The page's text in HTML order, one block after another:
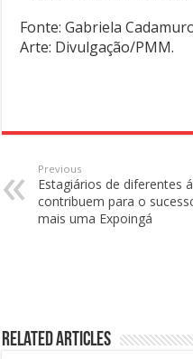
Fonte: Gabriela
Arte: Divulgação/PMM.
Previous
Estagiários de diferentes
contribuem para o
mais uma Expoingá
Related Articles